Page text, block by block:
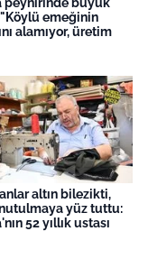
emeğinin
alamıyor, üretim
altın bilezikti,
yüz tuttu:
52 yıllık ustası